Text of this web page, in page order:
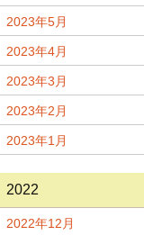
2023年5月
2023年4月
2023年3月
2023年2月
2023年1月
2022
2022年12月